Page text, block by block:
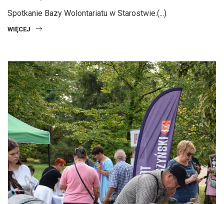
Spotkanie Bazy Wolontariatu w Starostwie.(...)
WIĘCEJ